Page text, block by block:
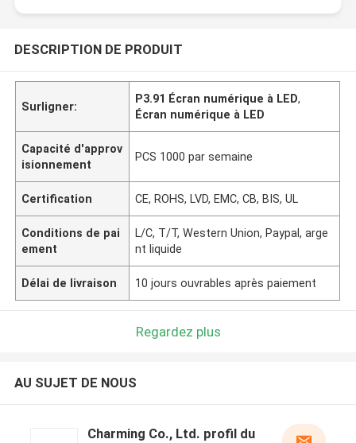
DESCRIPTION DE PRODUIT
Surligner:
P3.91 Écran numérique à LED,
Écran numérique à LED
Capacité d'approv
isionnement
PCS 1000 par semaine
Certification CE, ROHS, LVD, EMC, CB, BIS, UL
Conditions de pai
ement
L/C, T/T, Western Union, Paypal, arge
nt liquide
Délai de livraison 10 jours ouvrables après paiement
Regardez plus
AU SUJET DE NOUS
Charming Co., Ltd. profil du